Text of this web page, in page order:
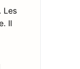
Les
Il